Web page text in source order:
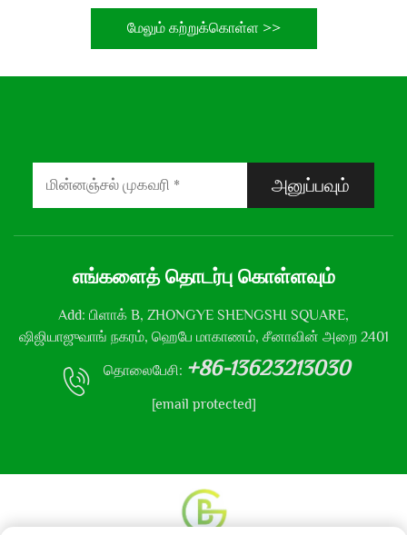
மேலும் கற்றுக்கொள்ள >>
அனுப்பவும்
எங்களைத் தொடர்பு கொள்ளவும்
Add: பிளாக் B, ZHONGYE SHENGSHI SQUARE,
ஷிஜியாஜுவாங் நகரம், ஹெபே மாகாணம், சீனாவின் அறை 2401
தொலைபேசி: +86-13623213030
[email protected]